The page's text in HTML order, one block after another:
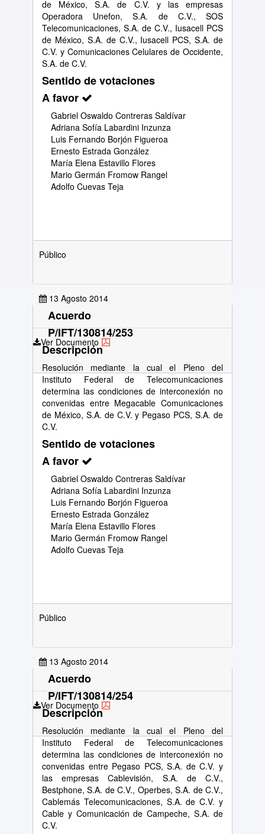
de México, S.A. de C.V. y las empresas
Operadora Unefon, S.A. de C.V., SOS
Telecomunicaciones, S.A. de C.V., Iusacell PCS
de México, S.A. de C.V., Iusacell PCS, S.A. de
C.V. y Comunicaciones Celulares de Occidente,
S.A. de C.V.
Sentido de votaciones
A favor
Gabriel Oswaldo Contreras Saldívar
Adriana Sofía Labardini Inzunza
Luis Fernando Borjón Figueroa
Ernesto Estrada González
María Elena Estavillo Flores
Mario Germán Fromow Rangel
Adolfo Cuevas Teja
Público
13 Agosto 2014
Ver Documento
Acuerdo
P/IFT/130814/253
Descripción
Resolución mediante la cual el Pleno del
Instituto Federal de Telecomunicaciones
determina las condiciones de interconexión no
convenidas entre Megacable Comunicaciones
de México, S.A. de C.V. y Pegaso PCS, S.A. de
C.V.
Sentido de votaciones
A favor
Gabriel Oswaldo Contreras Saldívar
Adriana Sofía Labardini Inzunza
Luis Fernando Borjón Figueroa
Ernesto Estrada González
María Elena Estavillo Flores
Mario Germán Fromow Rangel
Adolfo Cuevas Teja
Público
13 Agosto 2014
Ver Documento
Acuerdo
P/IFT/130814/254
Descripción
Resolución mediante la cual el Pleno del
Instituto Federal de Telecomunicaciones
determina las condiciones de interconexión no
convenidas entre Pegaso PCS, S.A. de C.V. y
las empresas Cablevisión, S.A. de C.V.,
Bestphone, S.A. de C.V., Operbes, S.A. de C.V.,
Cablemás Telecomunicaciones, S.A. de C.V. y
Cable y Comunicación de Campeche, S.A. de
C.V.